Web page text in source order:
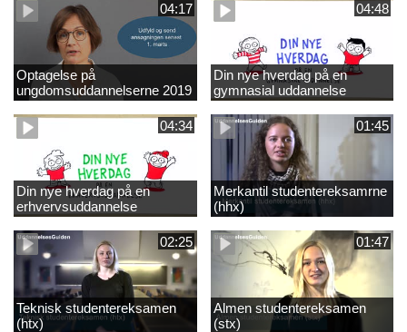
04:17
Optagelse på
ungdomsuddannelserne 2019
04:48
Din nye hverdag på en
gymnasial uddannelse
04:34
Din nye hverdag på en
erhvervsuddannelse
01:45
Merkantil studentereksamrne
(hhx)
02:25
Teknisk studentereksamen
(htx)
01:47
Almen studentereksamen
(stx)